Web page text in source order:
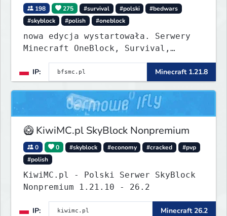
198 275 #survival #polski
#bedwars
#skyblock
#polish #oneblock
nowa edycja wystartowała. Serwery
Minecraft OneBlock, Survival,
SkyBlock, Duels, RealLife, PVP,
BedWars, kitpvp
IP: Minecraft 1.21.8
🥝 KiwiMC.pl SkyBlock Nonpremium
0 0 #skyblock #economy #cracked
#pvp
#polish
KiwiMC.pl - Polski Serwer SkyBlock
Nonpremium 1.21.10 - 26.2
IP: Minecraft 26.2